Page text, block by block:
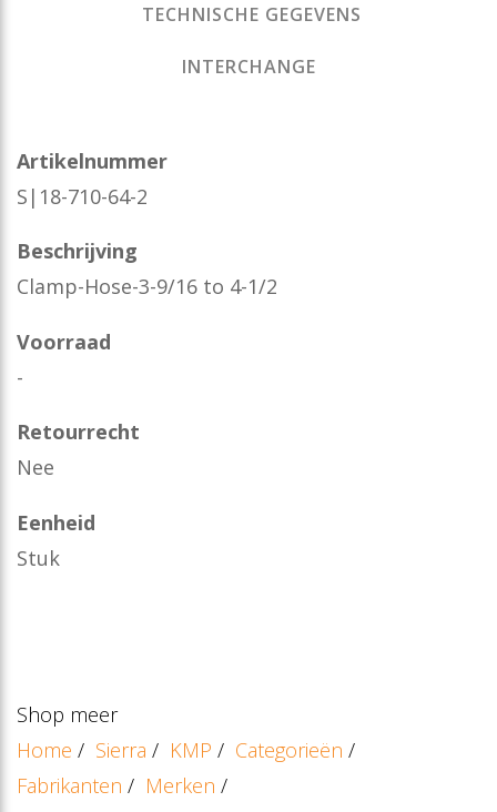
TECHNISCHE GEGEVENS
INTERCHANGE
Artikelnummer
S|18-710-64-2
Beschrijving
Clamp-Hose-3-9/16 to 4-1/2
Voorraad
-
Retourrecht
Nee
Eenheid
Stuk
Shop meer
Home / Sierra / KMP / Categorieën /
Fabrikanten / Merken /